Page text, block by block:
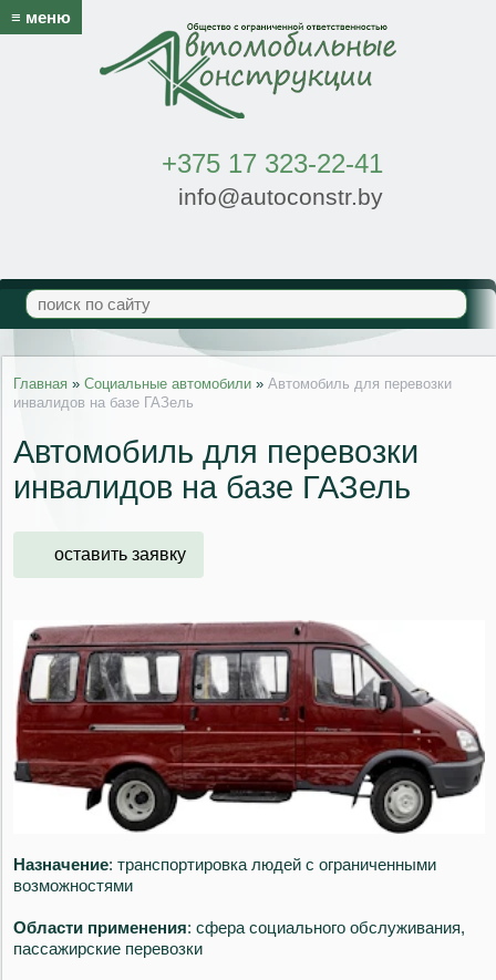
≡ меню
+375 17 323-22-41
info@autoconstr.by
Главная » Социальные автомобили » Автомобиль для перевозки
инвалидов на базе ГАЗель
Автомобиль для перевозки
инвалидов на базе ГАЗель
оставить заявку
Назначение: транспортировка людей с ограниченными
возможностями
Области применения: сфера социального обслуживания,
пассажирские перевозки